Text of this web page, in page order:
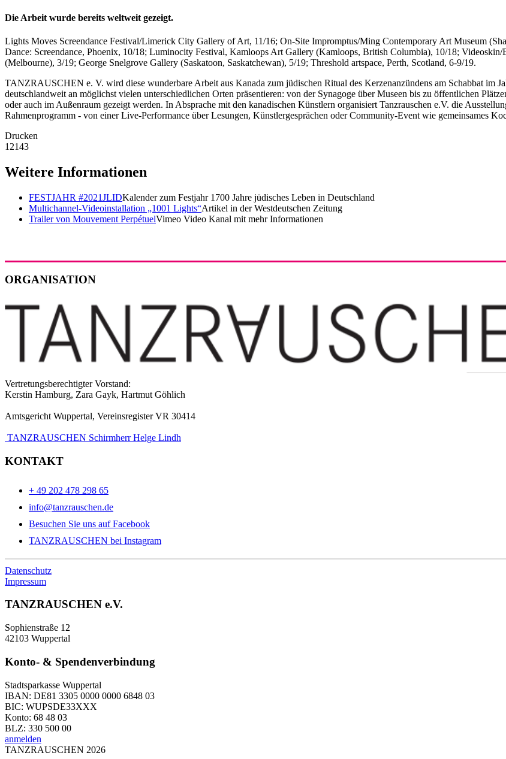
Die Arbeit wurde bereits weltweit gezeigt.
Lights Moves Screendance Festival/Limerick City Gallery of Art, 11/16; On-Site Impromptus/Ming Contemporary Art Museum
Dance: Screendance, Phoenix, 10/18; Luminocity Festival, Kamloops Art Gallery (Kamloops, British Columbia), 10/18;
(Melbourne), 3/19; George Snelgrove Gallery (Saskatoon, Saskatchewan), 5/19; Threshold artspace, Perth, Scotland, 6-9/19.
TANZRAUSCHEN e. V. wird diese wunderbare Arbeit aus Kanada zum jüdischen Ritual des Kerzenanzündens am Schabbat im
deutschlandweit an möglichst vielen unterschiedlichen Orten präsentieren: von der Synagoge über Museen bis zu öffentlichen
oder auch im Außenraum gezeigt werden. In Absprache mit den kanadischen Künstlern organisiert Tanzrauschen e.V. die
Rahmenprogramm - von einer Live-Performance über Lesungen, Künstlergesprächen oder Community-Event wie gemeinsames
Drucken
12143
Weitere Informationen
FESTJAHR #2021JLIDKalender zum Festjahr 1700 Jahre jüdisches Leben in Deutschland
Multichannel-Videoinstallation „1001 Lights“Artikel in der Westdeutschen Zeitung
Trailer von Mouvement PerpétuelVimeo Video Kanal mit mehr Informationen
ORGANISATION
Vertretungsberechtigter Vorstand:
Kerstin Hamburg, Zara Gayk, Hartmut Göhlich
Amtsgericht Wuppertal, Vereinsregister VR 30414
TANZRAUSCHEN Schirmherr Helge Lindh
KONTAKT
+ 49 202 478 298 65
info@tanzrauschen.de
Besuchen Sie uns auf Facebook
TANZRAUSCHEN bei Instagram
Datenschutz
Impressum
TANZRAUSCHEN e.V.
Sophienstraße 12
42103 Wuppertal
Konto- & Spendenverbindung
Stadtsparkasse Wuppertal
IBAN: DE81 3305 0000 0000 6848 03
BIC: WUPSDE33XXX
Konto: 68 48 03
BLZ: 330 500 00
anmelden
TANZRAUSCHEN 2026